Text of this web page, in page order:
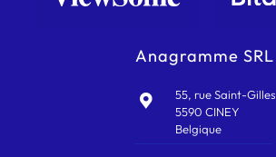
Anagramme SRL
55, rue Saint-Gilles
5590 CINEY
Belgique